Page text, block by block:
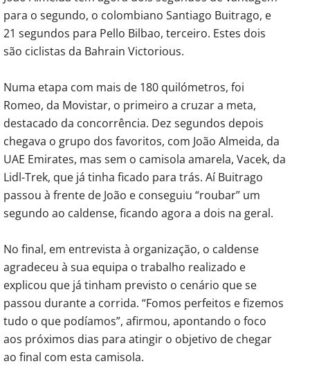
para o segundo, o colombiano Santiago Buitrago, e
21 segundos para Pello Bilbao, terceiro. Estes dois
são ciclistas da Bahrain Victorious.
Numa etapa com mais de 180 quilómetros, foi
Romeo, da Movistar, o primeiro a cruzar a meta,
destacado da concorrência. Dez segundos depois
chegava o grupo dos favoritos, com João Almeida, da
UAE Emirates, mas sem o camisola amarela, Vacek, da
Lidl-Trek, que já tinha ficado para trás. Aí Buitrago
passou à frente de João e conseguiu “roubar” um
segundo ao caldense, ficando agora a dois na geral.
No final, em entrevista à organização, o caldense
agradeceu à sua equipa o trabalho realizado e
explicou que já tinham previsto o cenário que se
passou durante a corrida. “Fomos perfeitos e fizemos
tudo o que podíamos”, afirmou, apontando o foco
aos próximos dias para atingir o objetivo de chegar
ao final com esta camisola.